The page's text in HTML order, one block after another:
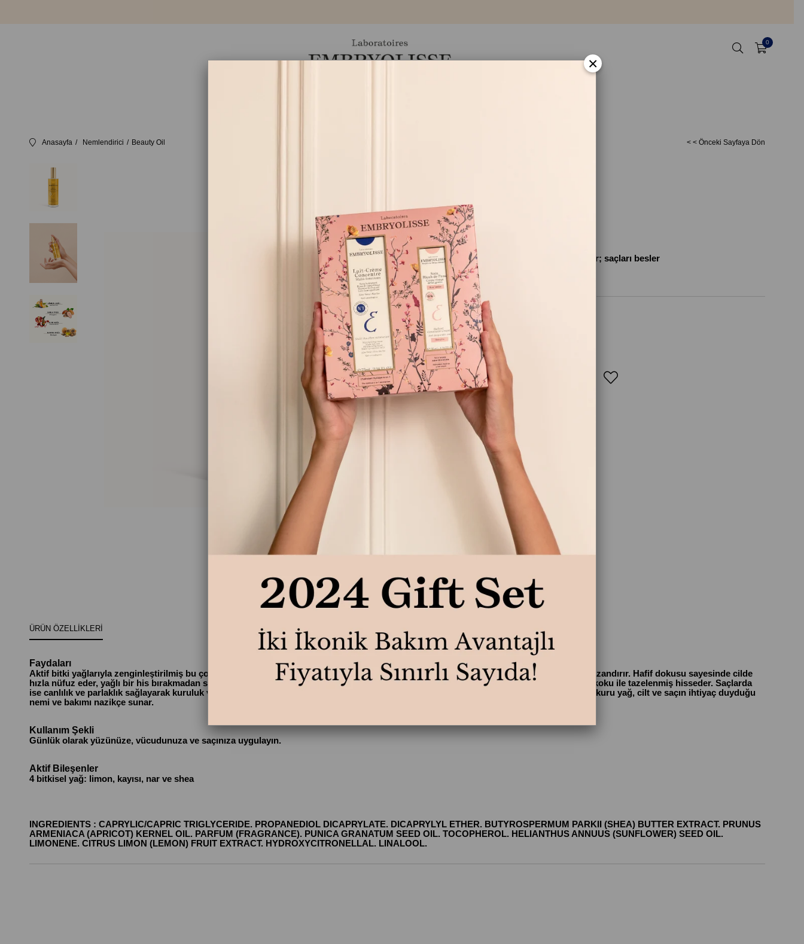
0
Anasayfa Nemlendirici Beauty Oil < < Önceki Sayfaya Dön
✔︎ Tüm yıl boyunca kullanılabilir
✔︎ Yüz- Vücut- Saç
✔︎ Yağlı olmayan saten bitiş
✔
︎ Çiçeksi kokulu kuru yağ
︎ Çevreye duyarlı ambalaj
︎ Cildi nemlendirir, güzelleştirir ve yumuşatır; saçları besler
₺1.560,00
YORUM YAZ
ÜRÜN ÖZELLIKLERI
Faydaları
Aktif bitki yağlarıyla zenginleştirilmiş bu çok amaçlı kuru yağ, hem cildi hem de saçı besleyerek koruma altına alır ve doğal bir güzellik kazandırır. Hafif dokusu sayesinde cilde
hızla nüfuz eder, yağlı bir his bırakmadan satenimsi bir yumuşaklık sağlar. Uygulama sonrası cilt, ipeksi bir dokunuş ve zarif, çiçeksi bir koku ile tazelenmiş hisseder. Saçlarda
ise canlılık ve parlaklık sağlayarak kuruluk ve matlığı önlemeye yardımcı olur. Günlük bakım rutininizi lüks bir dokunuşla tamamlayan bu kuru yağ, cilt ve saçın ihtiyaç duyduğu
nemi ve bakımı nazikçe sunar.
Kullanım Şekli
Günlük olarak yüzünüze, vücudunuza ve saçınıza uygulayın.
Aktif Bileşenler
4 bitkisel yağ: limon, kayısı, nar ve shea
INGREDIENTS : CAPRYLIC/CAPRIC TRIGLYCERIDE. PROPANEDIOL DICAPRYLATE. DICAPRYLYL ETHER. BUTYROSPERMUM PARKII (SHEA) BUTTER EXTRACT. PRUNUS
ARMENIACA (APRICOT) KERNEL OIL. PARFUM (FRAGRANCE). PUNICA GRANATUM SEED OIL. TOCOPHEROL. HELIANTHUS ANNUUS (SUNFLOWER) SEED OIL.
LIMONENE. CITRUS LIMON (LEMON) FRUIT EXTRACT. HYDROXYCITRONELLAL. LINALOOL.
×